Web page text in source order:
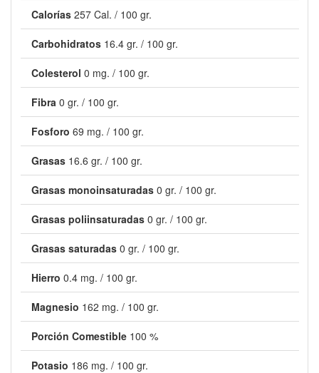
Calorías 257 Cal. / 100 gr.
Carbohidratos 16.4 gr. / 100 gr.
Colesterol 0 mg. / 100 gr.
Fibra 0 gr. / 100 gr.
Fosforo 69 mg. / 100 gr.
Grasas 16.6 gr. / 100 gr.
Grasas monoinsaturadas 0 gr. / 100 gr.
Grasas poliinsaturadas 0 gr. / 100 gr.
Grasas saturadas 0 gr. / 100 gr.
Hierro 0.4 mg. / 100 gr.
Magnesio 162 mg. / 100 gr.
Porción Comestible 100 %
Potasio 186 mg. / 100 gr.